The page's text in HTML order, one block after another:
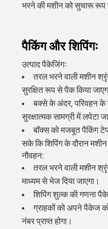
भरने की मशीन को सुचारू
पैकिंग और शिपिंगः
उत्पाद पैकेजिंगः
तरल भरने वाली मशीन
सुरक्षित रूप से पैक किया
बक्से के अंदर, परिवहन के
सुरक्षात्मक सामग्री में लपेटा
बॉक्स को मजबूत पैकिंग
सके कि शिपिंग के दौरान मशीन
नौवहन:
तरल भरने वाली मशीन
माध्यम से भेज दिया जाएगा।
शिपिंग शुल्क की गणना
ग्राहकों को अपने पैकेज
नंबर प्राप्त होगा।